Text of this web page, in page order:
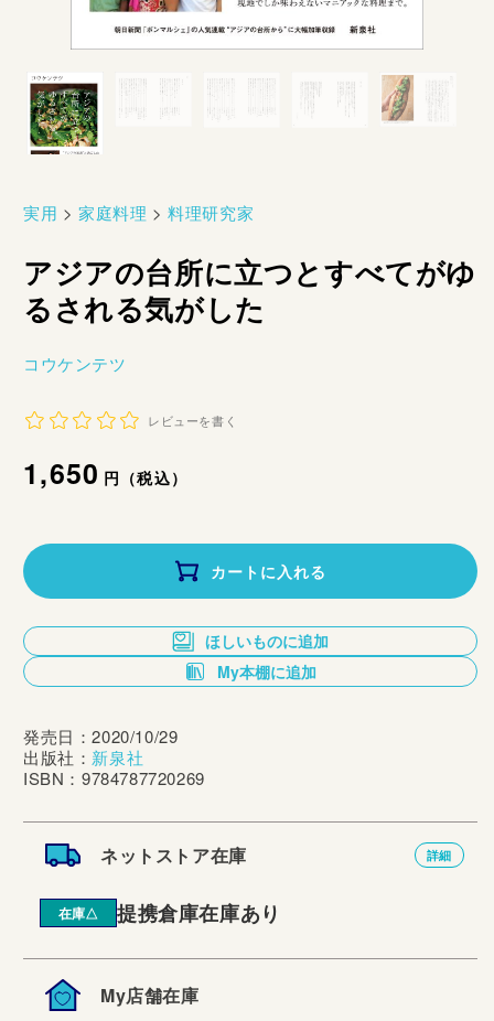
実用 >家庭料理 >料理研究家
アジアの台所に立つとすべてがゆ
るされる気がした
コウケンテツ
レビューを書く
通
価
格
1,650円（税込）
カートに入れる
ほしいものに追加
My本棚に追加
発売日：2020/10/29
出版社： 新泉社
ISBN：9784787720269
ネットストア在庫 詳細
在庫△ 提携倉庫在庫あり
My店舗在庫